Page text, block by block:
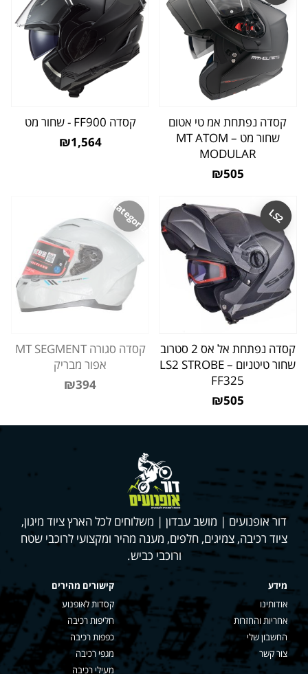
קסדה נפתחת אמ טי אטום
שחור מט – MT ATOM
MODULAR
₪505
קסדה FF900 - שחור מט
₪1,564
LS2
קסדה נפתחת אל אס 2 סטרוב
שחור טיטניום – LS2 STROBE
FF325
₪505
Uncategorized
קסדה סגורה MT SEGMENT
אפור מבריק
₪394
דור אופנועים | מושב עבדון | משלוחים לכל הארץ ציוד מיגון,
ציוד רכיבה, צמיגים, חלפים, מענה מהיר ומקצועי לרוכבי שטח
ורוכבי כביש.
מידע
אודותינו
אחריות והחזרות
החשבון שלי
צור קשר
קישורים מהירים
קסדות לאופנוע
חליפות רכיבה
כפפות רכיבה
מגפי רכיבה
מעילי רכיבה